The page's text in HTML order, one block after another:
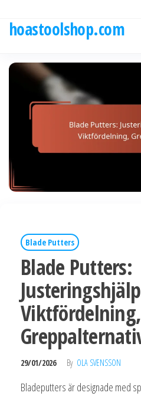
hoastoolshop.com
Blade Putters
Blade Putters:
Viktfördelning,
29/01/2026 By OLA SVENSSON
Bladeputters är designade med